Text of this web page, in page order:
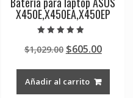
X450E,X450EA,X450EP
4.50
de 5
$1,029.00 Original
was:
$1,029.00.
$605.00
Añadir al carrito